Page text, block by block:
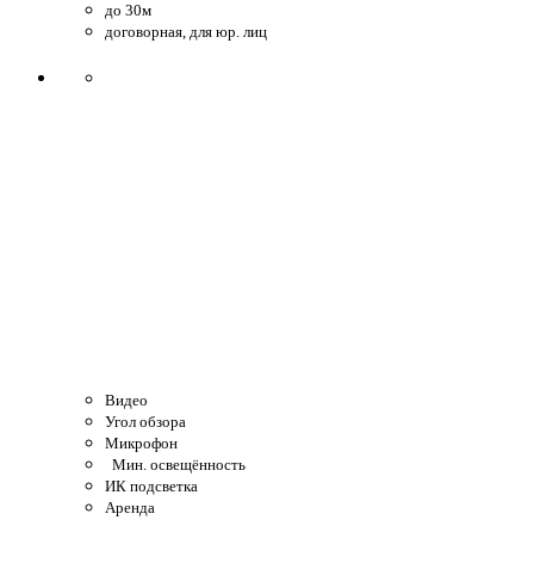
до 30м
договорная, для юр. лиц
Видео
Угол обзора
Микрофон
Мин. освещённость
ИК подсветка
Аренда